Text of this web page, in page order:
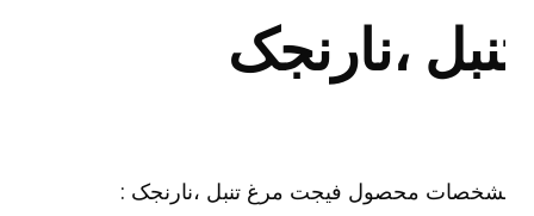
،نارنجک
محصول فیجت مرغ تنبل ،نارنجک :